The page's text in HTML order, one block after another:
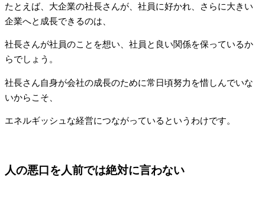
たとえば、大企業の社長さんが、社員に好かれ、さらに大きい
企業へと成長できるのは、
社長さんが社員のことを想い、社員と良い関係を保っているか
らでしょう。
社長さん自身が会社の成長のために常日頃努力を惜しんでいな
いからこそ、
エネルギッシュな経営につながっているというわけです。
人の悪口を人前では絶対に言わない